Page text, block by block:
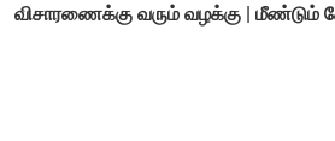
விசாரணைக்கு வரும் வழக்கு | மீண்டும்